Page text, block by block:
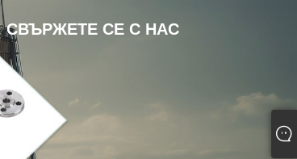
СВЪРЖЕТЕ СЕ С НАС